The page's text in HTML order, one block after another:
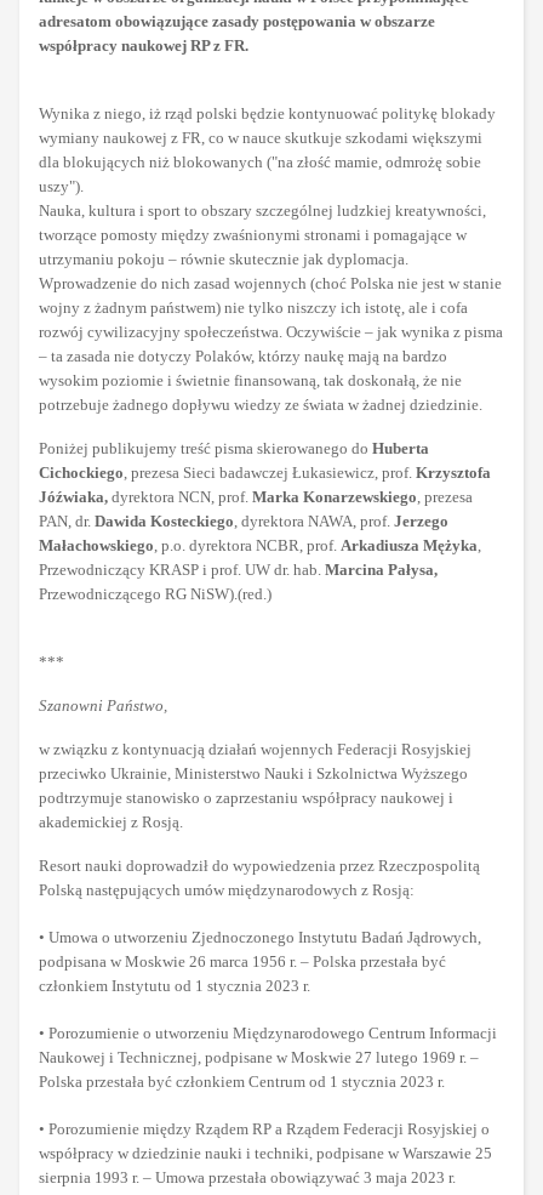
adresatom obowiązujące zasady postępowania w obszarze
współpracy naukowej RP z FR.
Wynika z niego, iż rząd polski będzie kontynuować politykę blokady
wymiany naukowej z FR, co w nauce skutkuje szkodami większymi
dla blokujących niż blokowanych ("na złość mamie, odmrożę sobie
uszy").
Nauka, kultura i sport to obszary szczególnej ludzkiej kreatywności,
tworzące pomosty między zwaśnionymi stronami i pomagające w
utrzymaniu pokoju – równie skutecznie jak dyplomacja.
Wprowadzenie do nich zasad wojennych (choć Polska nie jest w stanie
wojny z żadnym państwem) nie tylko niszczy ich istotę, ale i cofa
rozwój cywilizacyjny społeczeństwa. Oczywiście – jak wynika z pisma
– ta zasada nie dotyczy Polaków, którzy naukę mają na bardzo
wysokim poziomie i świetnie finansowaną, tak doskonałą, że nie
potrzebuje żadnego dopływu wiedzy ze świata w żadnej dziedzinie.
Poniżej publikujemy treść pisma skierowanego do Huberta
Cichockiego, prezesa Sieci badawczej Łukasiewicz, prof. Krzysztofa
Jóźwiaka, dyrektora NCN, prof. Marka Konarzewskiego, prezesa
PAN, dr. Dawida Kosteckiego, dyrektora NAWA, prof. Jerzego
Małachowskiego, p.o. dyrektora NCBR, prof. Arkadiusza Mężyka,
Przewodniczący KRASP i prof. UW dr. hab. Marcina Pałysa,
Przewodniczącego RG NiSW).(red.)
***
Szanowni Państwo,
w związku z kontynuacją działań wojennych Federacji Rosyjskiej
przeciwko Ukrainie, Ministerstwo Nauki i Szkolnictwa Wyższego
podtrzymuje stanowisko o zaprzestaniu współpracy naukowej i
akademickiej z Rosją.
Resort nauki doprowadził do wypowiedzenia przez Rzeczpospolitą
Polską następujących umów międzynarodowych z Rosją:
• Umowa o utworzeniu Zjednoczonego Instytutu Badań Jądrowych,
podpisana w Moskwie 26 marca 1956 r. – Polska przestała być
członkiem Instytutu od 1 stycznia 2023 r.
• Porozumienie o utworzeniu Międzynarodowego Centrum Informacji
Naukowej i Technicznej, podpisane w Moskwie 27 lutego 1969 r. –
Polska przestała być członkiem Centrum od 1 stycznia 2023 r.
• Porozumienie między Rządem RP a Rządem Federacji Rosyjskiej o
współpracy w dziedzinie nauki i techniki, podpisane w Warszawie 25
sierpnia 1993 r. – Umowa przestała obowiązywać 3 maja 2023 r.